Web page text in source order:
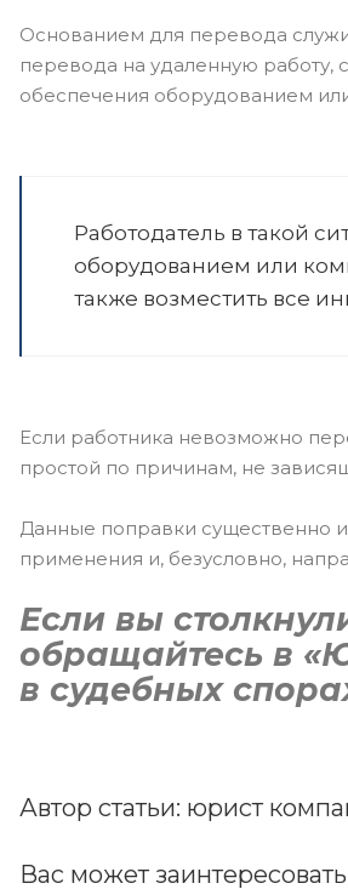
Основанием для перевода
перевода на удаленную
обеспечения оборудованием
Работодатель в такой
оборудованием или
также возместить все
Если работника невозможно
простой по причинам, не
Данные поправки существенно
применения и, безусловно,
Если вы
обращайтесь в
в судебных
Автор статьи: юрист
Вас может заинтересовать